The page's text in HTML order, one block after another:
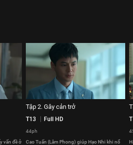
vấn đề ở
Tập 2. Gây cản trở
T13 Full HD
44ph
Cao Tuấn (Lâm Phong) giúp Hạo Nhi khi nổ